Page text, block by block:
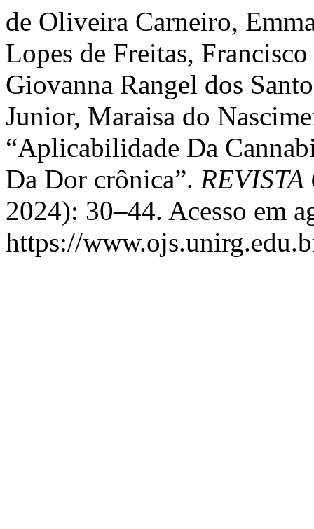
de Oliveira Carneiro,
Lopes de Freitas,
Giovanna Rangel dos
Junior, Maraisa do
“Aplicabilidade Da
Da Dor crônica”. REVISTA
2024): 30–44. Acesso em
https://